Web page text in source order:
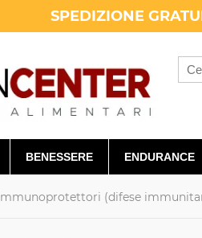
SPEDIZIONE
BENESSERE ENDURANCE
Immunoprotettori (difese